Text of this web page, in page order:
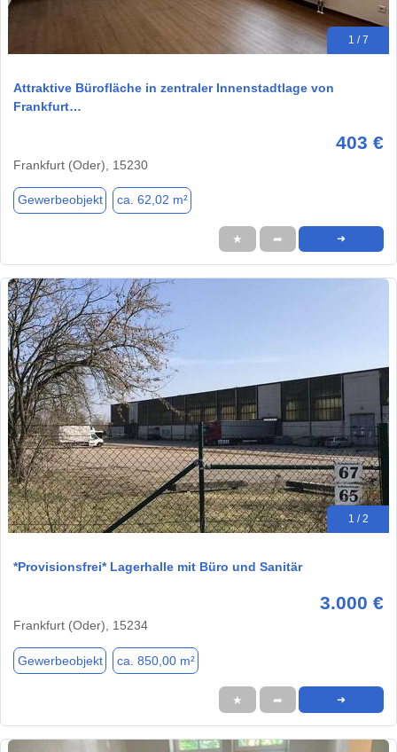
1 / 7
Attraktive Bürofläche in zentraler Innenstadtlage von
Frankfurt…
403 €
Frankfurt (Oder), 15230
Gewerbeobjekt ca. 62,02 m²
★ ➦ ➜
1 / 2
*Provisionsfrei* Lagerhalle mit Büro und Sanitär
3.000 €
Frankfurt (Oder), 15234
Gewerbeobjekt ca. 850,00 m²
★ ➦ ➜